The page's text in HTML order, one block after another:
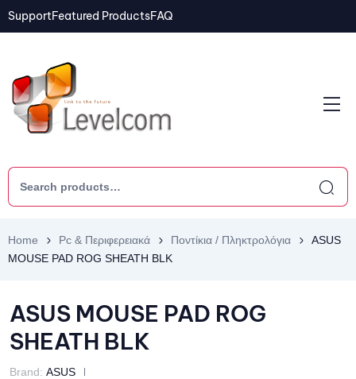
SupportFeatured ProductsFAQ
Home Pc & Περιφερειακά Ποντίκια / Πληκτρολόγια
ASUS
MOUSE PAD ROG SHEATH BLK
ASUS MOUSE PAD ROG
SHEATH BLK
Brand: ASUS